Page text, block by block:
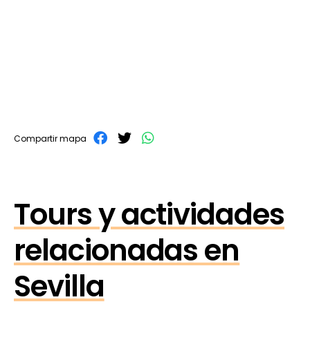
Compartir mapa
Tours y actividades
relacionadas en
Sevilla